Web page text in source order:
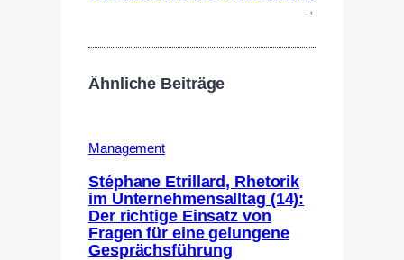
→
Ähnliche Beiträge
Management
Stéphane Etrillard, Rhetorik
im Unternehmensalltag (14):
Der richtige Einsatz von
Fragen für eine gelungene
Gesprächsführung